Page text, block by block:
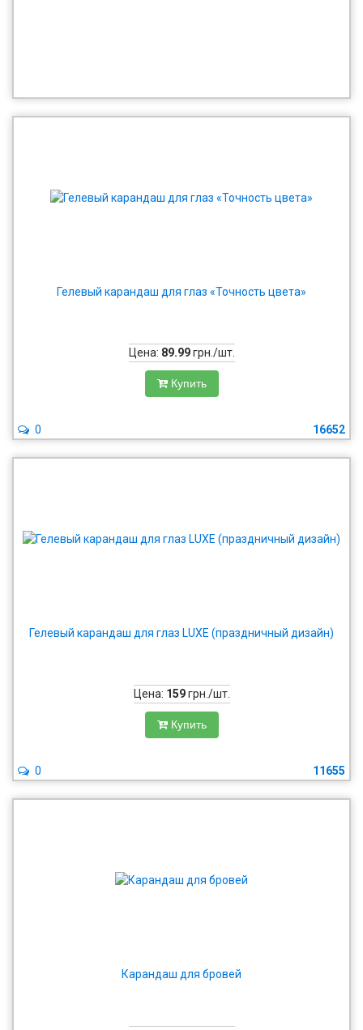
Гелевый карандаш для глаз «Точность цвета»
Цена: 89.99грн./шт.
Купить
16652
0
Гелевый карандаш для глаз LUXE (праздничный дизайн)
Цена: 159грн./шт.
Купить
11655
0
Карандаш для бровей